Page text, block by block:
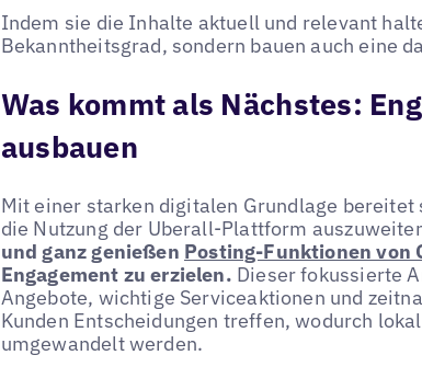
Indem sie die Inhalte aktuell und relevant
Bekanntheitsgrad, sondern bauen auch eine
Was kommt als Nächstes:
ausbauen
Mit einer starken digitalen Grundlage bereitet
die Nutzung der Uberall-Plattform
und ganz genießen Posting-Funktionen von
Engagement zu erzielen. Dieser fokussierte
Angebote, wichtige Serviceaktionen und
Kunden Entscheidungen treffen, wodurch
umgewandelt werden.